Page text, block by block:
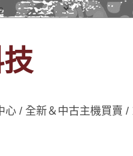
心 / 全新＆中古主機買賣 /